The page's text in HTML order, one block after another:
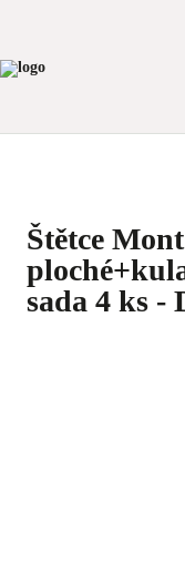
Štětce
sada 4 ks -